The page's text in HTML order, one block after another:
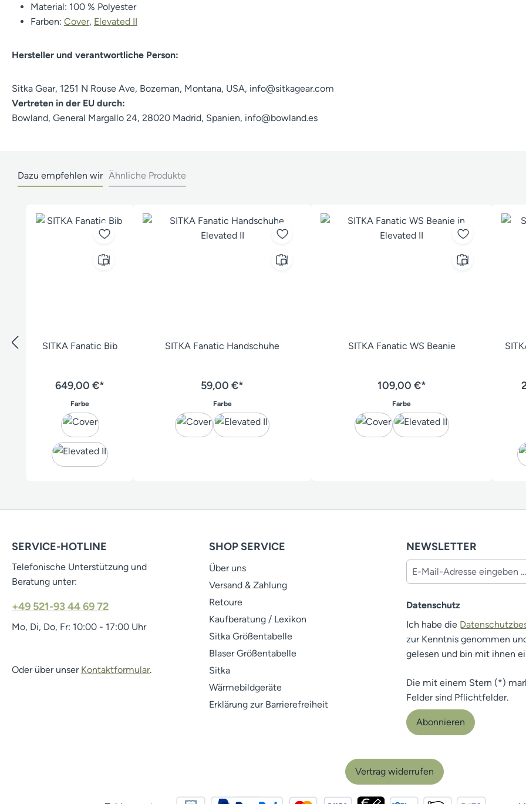
Material: 100 % Polyester
Farben: Cover, Elevated II
Hersteller und verantwortliche Person:
Sitka Gear, 1251 N Rouse Ave, Bozeman, Montana, USA, info@sitkagear.com
Vertreten in der EU durch:
Bowland, General Margallo 24, 28020 Madrid, Spanien, info@bowland.es
Dazu empfehlen wir Ähnliche Produkte
Produktgalerie überspringen
SITKA Fanatic Bib
649,00 €*
Farbeauswählen
SITKA Fanatic Handschuhe
59,00 €*
Farbeauswählen
SITKA Fanatic WS Beanie
109,00 €*
Farbeauswählen
SERVICE-HOTLINE
Telefonische Unterstützung und
Beratung unter:
+49 521-93 44 69 72
Mo, Di, Do, Fr: 10:00 - 17:00 Uhr
Oder über unser Kontaktformular.
SHOP SERVICE
Über uns
Versand & Zahlung
Retoure
Kaufberatung / Lexikon
Sitka Größentabelle
Blaser Größentabelle
Sitka
Wärmebildgeräte
Erklärung zur Barrierefreiheit
NEWSLETTER
Datenschutz
Ich habe die
zur Kenntnis genommen
gelesen und bin mit ihnen
Die mit einem Stern (*)
Felder sind Pflichtfelder.
Abonnieren
Vertrag widerrufen